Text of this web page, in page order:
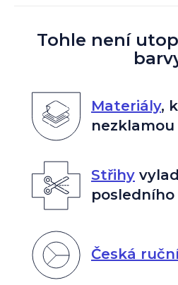
Tohle není
Materiály,
nezklamou
Střihy
Česká